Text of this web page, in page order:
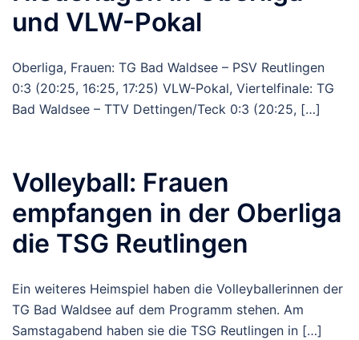
und VLW-Pokal
Oberliga, Frauen: TG Bad Waldsee – PSV Reutlingen
0:3 (20:25, 16:25, 17:25) VLW-Pokal, Viertelfinale: TG
Bad Waldsee – TTV Dettingen/Teck 0:3 (20:25, […]
Volleyball: Frauen
empfangen in der Oberliga
die TSG Reutlingen
Ein weiteres Heimspiel haben die Volleyballerinnen der
TG Bad Waldsee auf dem Programm stehen. Am
Samstagabend haben sie die TSG Reutlingen in […]